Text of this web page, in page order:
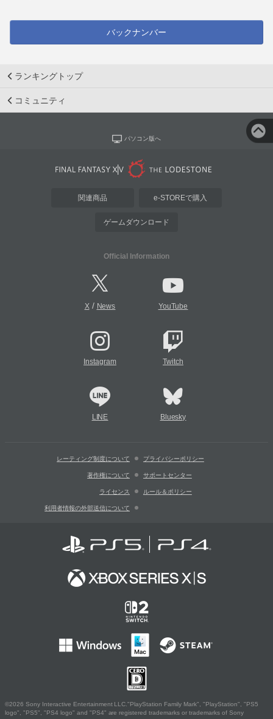
バックナンバー
ランキングトップ
コミュニティ
パソコン版へ
関連商品 e-STOREで購入
ゲームダウンロード
Official Information
X/ News YouTube
Instagram Twitch
LINE Bluesky
レーティング制度について プライバシーポリシー
著作権について サポートセンター
ライセンス ルール＆ポリシー
利用者情報の外部送信について
©2026 Sony Interactive Entertainment LLC."PlayStation Family Mark", "PlayStation", "PS5
logo", "PS5", "PS4 logo" and "PS4" are registered trademarks or trademarks of Sony